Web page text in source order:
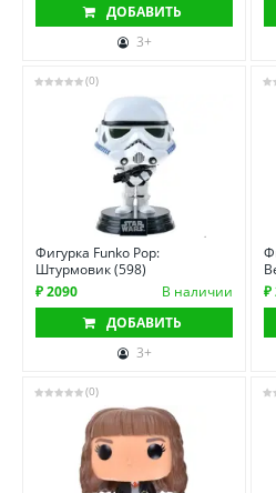
ДОБАВИТЬ
3+
(0)
Фигурка Funko Pop:
Штурмовик (598)
₽ 2090
В наличии
ДОБАВИТЬ
3+
₽
(0)